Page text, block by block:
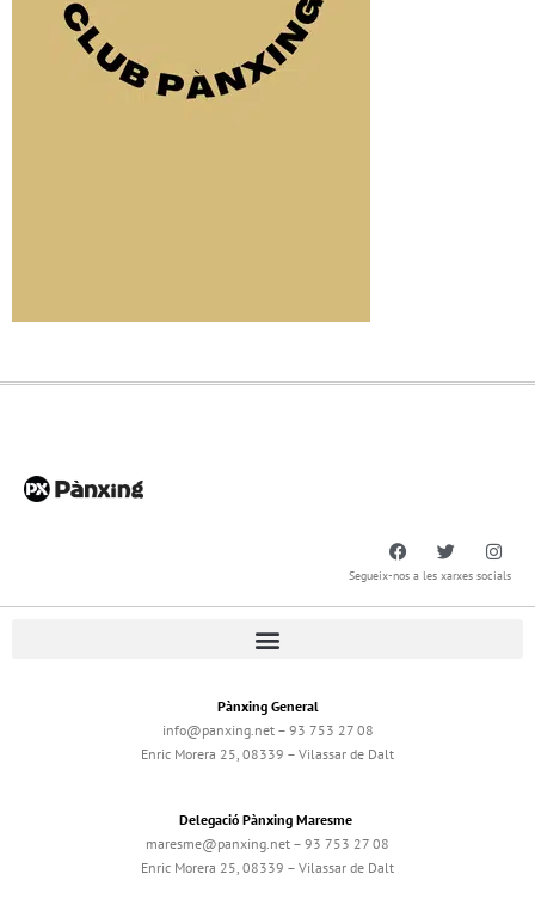
Segueix-nos a les xarxes socials
Pànxing General
info@panxing.net – 93 753 27 08
Enric Morera 25, 08339 – Vilassar de Dalt
Delegació Pànxing Maresme
maresme@panxing.net – 93 753 27 08
Enric Morera 25, 08339 – Vilassar de Dalt